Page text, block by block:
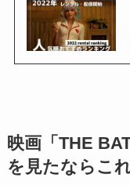
映画「THE
を見たならこ